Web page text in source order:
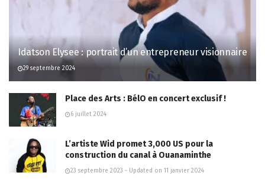
Idatson Elysee : portrait d’un entrepreneur visionnaire
29 septembre 2024
Place des Arts : BélO en concert exclusif !
6 juillet 2024
L’artiste Wid promet 3,000 US pour la
construction du canal à Ouanaminthe
23 septembre 2023 - Updated on 11 janvier 2024